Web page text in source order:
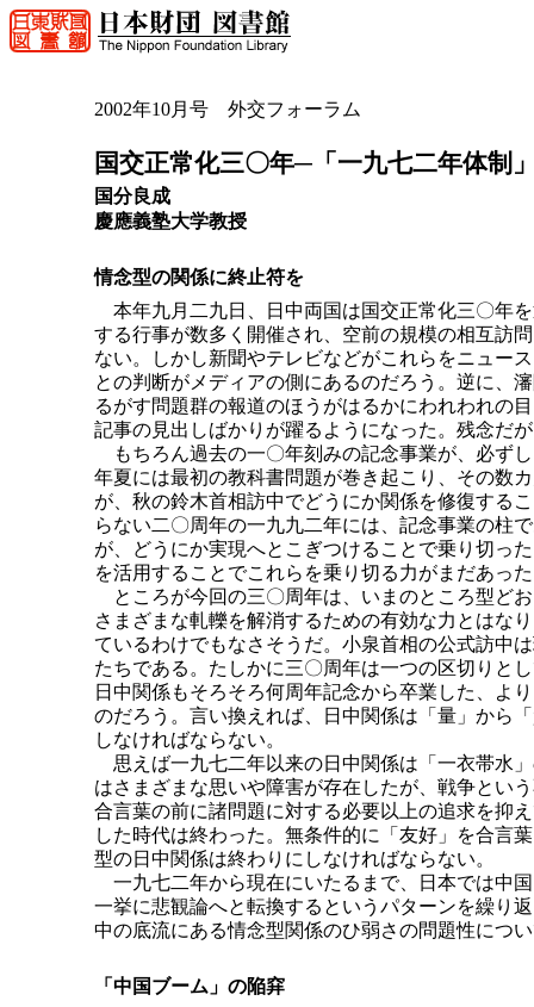
2002年10月号 外交フォーラム
国交正常化三〇年─「一九七二年体制
国分良成
慶應義塾大学教授
情念型の関係に終止符を
本年九月二九日、日中両国は国交正常化三〇年
する行事が数多く開催され、空前の規模の相互訪
ない。しかし新聞やテレビなどがこれらをニュー
との判断がメディアの側にあるのだろう。逆に、
るがす問題群の報道のほうがはるかにわれわれの
記事の見出しばかりが躍るようになった。残念だ
もちろん過去の一〇年刻みの記念事業が、必ず
年夏には最初の教科書問題が巻き起こり、その数
が、秋の鈴木首相訪中でどうにか関係を修復する
らない二〇周年の一九九二年には、記念事業の柱
が、どうにか実現へとこぎつけることで乗り切っ
を活用することでこれらを乗り切る力がまだあっ
ところが今回の三〇周年は、いまのところ型ど
さまざまな軋轢を解消するための有効な力とはな
ているわけでもなさそうだ。小泉首相の公式訪中
たちである。たしかに三〇周年は一つの区切りと
日中関係もそろそろ何周年記念から卒業した、よ
のだろう。言い換えれば、日中関係は「量」から
しなければならない。
思えば一九七二年以来の日中関係は「一衣帯水
はさまざまな思いや障害が存在したが、戦争とい
合言葉の前に諸問題に対する必要以上の追求を抑
した時代は終わった。無条件的に「友好」を合言
型の日中関係は終わりにしなければならない。
一九七二年から現在にいたるまで、日本では中
一挙に悲観論へと転換するというパターンを繰り
中の底流にある情念型関係のひ弱さの問題性につ
「中国ブーム」の陥穽